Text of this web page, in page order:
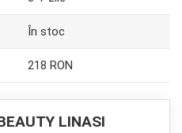
În stoc
218 RON
LINASI